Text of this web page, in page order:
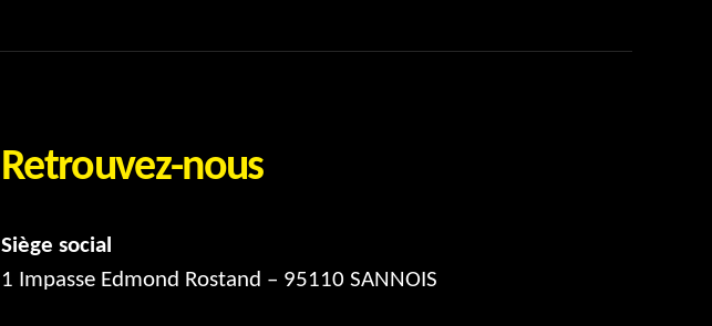
Retrouvez-nous
Siège social
1 Impasse Edmond Rostand – 95110 SANNOIS